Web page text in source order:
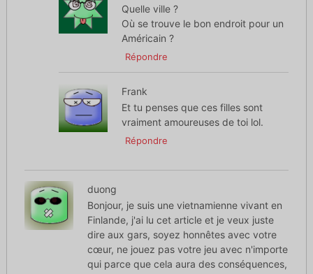
Quelle ville ?
Où se trouve le bon endroit pour un
Américain ?
Répondre
Frank
Et tu penses que ces filles sont
vraiment amoureuses de toi lol.
Répondre
duong
Bonjour, je suis une vietnamienne vivant en
Finlande, j'ai lu cet article et je veux juste
dire aux gars, soyez honnêtes avec votre
cœur, ne jouez pas votre jeu avec n'importe
qui parce que cela aura des conséquences,